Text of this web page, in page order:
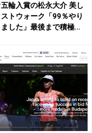
五輪入賞の松永大介 美し
ストウォーク「99％やり
した」最後まで積極...